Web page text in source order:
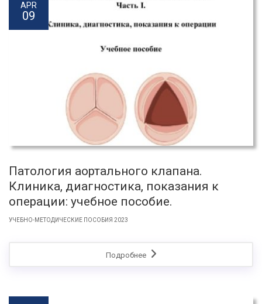
APR
09
Патология аортального клапана.
Клиника, диагностика, показания к
операции: учебное пособие.
УЧЕБНО-МЕТОДИЧЕСКИЕ ПОСОБИЯ 2023
Подробнее